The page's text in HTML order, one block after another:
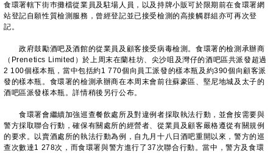
食環署轄下街巿攤檔從業員及駐場人員，以及持牌小販可於限期前在食環署網
站登記自願性質檢測服務，曾經登記並已接受檢測的高接觸群組亦可再次登
記。
政府鼓勵酒吧及酒館的從業員及顧客接受病毒檢測。食環署的檢測承辦商
（Prenetics Limited）於上周末在蘭桂坊、尖沙咀及灣仔的酒吧區共派發超過
2 100個樣本瓶，當中包括約1 770個向員工派發的樣本瓶及約390個向顧客派
發的樣本瓶。食環署的檢測承辦商在本周末會前往蘇豪區、堅尼地城及太子的
酒吧區派發樣本瓶。詳情稍後另行公布。
食環署會繼續加強巡查餐飲處所及對違例者採取執法行動，並會按需要與
警方採取聯合行動，確保有關處所的經營者、從業員及顧客嚴格遵從有關規例
的要求。以賣酒處所的執法行動為例，自九月十八日酒吧重開以來，警方的巡
查次數達1 278次，而食環署與警方進行了37次聯合行動。當中，警方及食環